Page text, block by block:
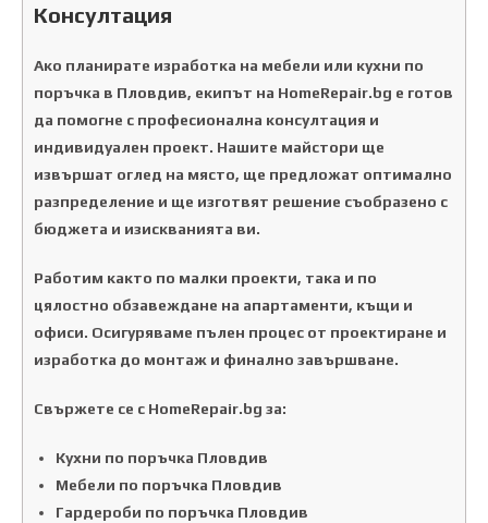
Консултация
Ако планирате изработка на мебели или кухни по
поръчка в Пловдив, екипът на HomeRepair.bg е готов
да помогне с професионална консултация и
индивидуален проект. Нашите майстори ще
извършат оглед на място, ще предложат оптимално
разпределение и ще изготвят решение съобразено с
бюджета и изискванията ви.
Работим както по малки проекти, така и по
цялостно обзавеждане на апартаменти, къщи и
офиси. Осигуряваме пълен процес от проектиране и
изработка до монтаж и финално завършване.
Свържете се с HomeRepair.bg за:
Кухни по поръчка Пловдив
Мебели по поръчка Пловдив
Гардероби по поръчка Пловдив